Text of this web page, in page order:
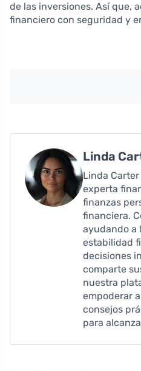
de las inversiones. Así que,
financiero con seguridad y
Linda
Linda
experta
finanzas
financiera.
ayudando a
estabilidad
decisiones
comparte
nuestra
empoderar
consejos
para